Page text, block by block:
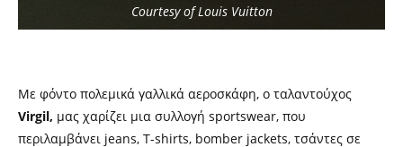
Courtesy of Louis Vuitton
Με φόντο πολεμικά γαλλικά αεροσκάφη, ο ταλαντούχος
Virgil, μας χαρίζει μια συλλογή sportswear, που
περιλαμβάνει jeans, T-shirts, bomber jackets, τσάντες σε